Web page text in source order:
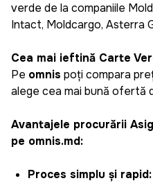
verde de la companiile
Intact, Moldcargo, Asterra
Cea mai ieftină Carte
Pe omnis poți compara
alege cea mai bună ofertă
Avantajele procurării
pe omnis.md:
Proces simplu și rapid: